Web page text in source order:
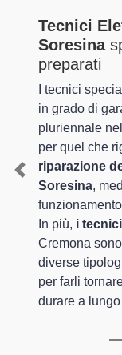
Tecnici
Soresina
preparati
I tecnici
in grado di
pluriennale
per quel che
riparazione
Soresina,
In più, i
Cremona
diverse
per farli
durare a
Previous